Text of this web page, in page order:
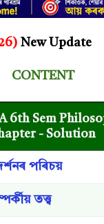
New Update
CONTENT
6th Sem
- Solution
পৰিচয়
তত্ত্ব